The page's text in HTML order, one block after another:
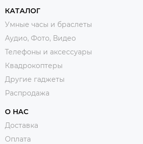
КАТАЛОГ
Умные часы и браслеты
Аудио, Фото, Видео
Телефоны и аксессуары
Квадрокоптеры
Другие гаджеты
Распродажа
О НАС
Доставка
Оплата